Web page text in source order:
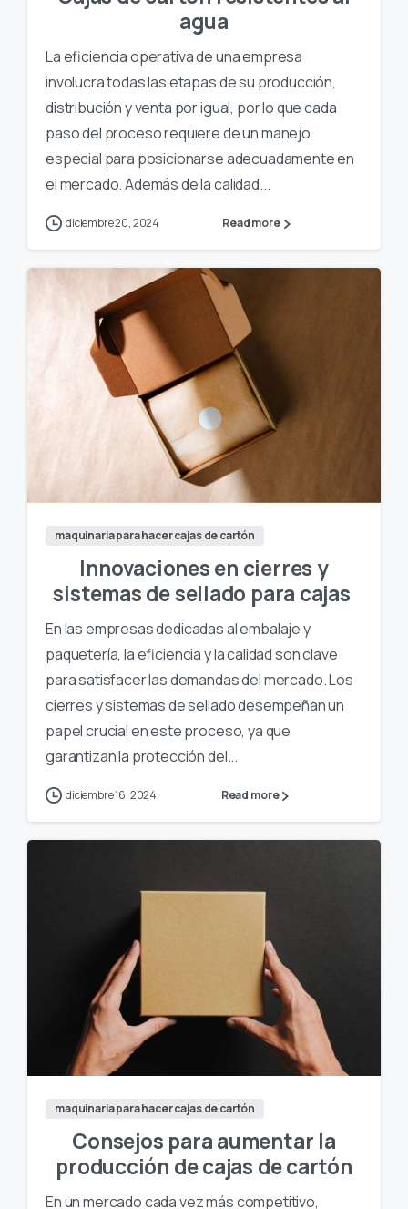
agua
La eficiencia operativa de una empresa
involucra todas las etapas de su producción,
distribución y venta por igual, por lo que cada
paso del proceso requiere de un manejo
especial para posicionarse adecuadamente en
el mercado. Además de la calidad...
diciembre 20, 2024 Read more
maquinaria para hacer cajas de cartón
Innovaciones en cierres y
sistemas de sellado para cajas
En las empresas dedicadas al embalaje y
paquetería, la eficiencia y la calidad son clave
para satisfacer las demandas del mercado. Los
cierres y sistemas de sellado desempeñan un
papel crucial en este proceso, ya que
garantizan la protección del...
diciembre 16, 2024 Read more
maquinaria para hacer cajas de cartón
Consejos para aumentar la
producción de cajas de cartón
En un mercado cada vez más competitivo,